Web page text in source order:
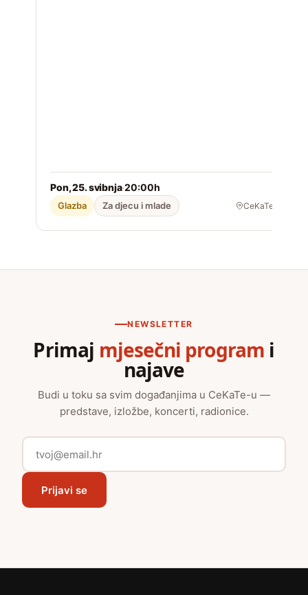
Pon, 25. svibnja·20:00h
Glazba Za djecu i mlade CeKaTe
NEWSLETTER
Primaj mjesečni program i
najave
Budi u toku sa svim događanjima u CeKaTe-u —
predstave, izložbe, koncerti, radionice.
Prijavi se